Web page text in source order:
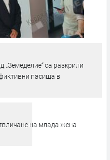
са разкрили
пасища в
на млада жена